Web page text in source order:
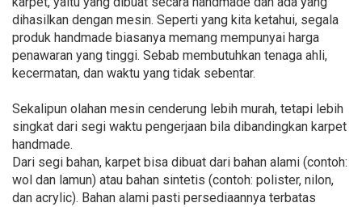
dihasilkan dengan mesin. Seperti yang kita ketahui, segala
produk handmade biasanya memang mempunyai harga
penawaran yang tinggi. Sebab membutuhkan tenaga ahli,
kecermatan, dan waktu yang tidak sebentar.
Sekalipun olahan mesin cenderung lebih murah, tetapi lebih
singkat dari segi waktu pengerjaan bila dibandingkan karpet
handmade.
Dari segi bahan, karpet bisa dibuat dari bahan alami (contoh:
wol dan lamun) atau bahan sintetis (contoh: polister, nilon,
dan acrylic). Bahan alami pasti persediaannya terbatas